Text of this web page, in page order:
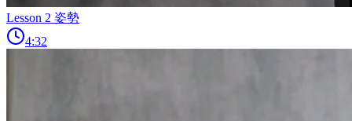
Lesson 2 姿勢
4:32